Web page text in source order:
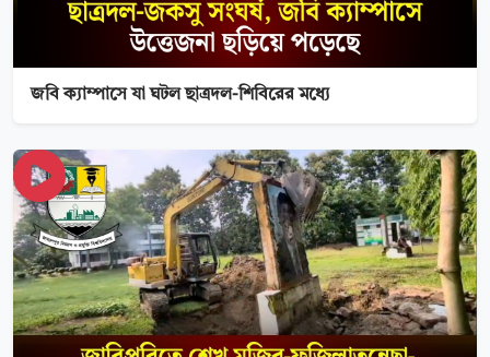
জবি ক্যাম্পাসে যা ঘটল ছাত্রদল-শিবিরের মধ্যে